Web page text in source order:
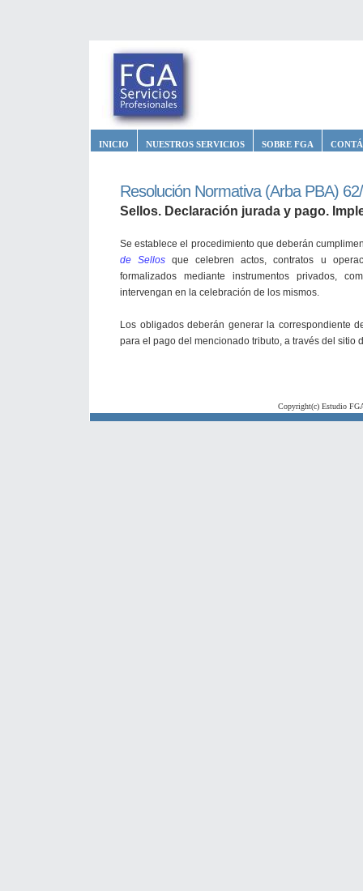
INICIO NUESTROS SERVICIOS SOBRE FGA
Resolución Normativa (Arba PBA)
Sellos. Declaración jurada y pago.
Se establece el procedimiento que deberán
de Sellos que celebren actos, contratos u
formalizados mediante instrumentos privados,
intervengan en la celebración de los mismos.
Los obligados deberán generar la correspondiente
para el pago del mencionado tributo, a través del sitio
Copyright(c) Estudio